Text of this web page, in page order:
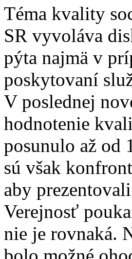
Téma kvality
SR vyvoláva
pýta najmä v
poskytovaní
V poslednej
hodnotenie
posunulo až od
sú však
aby
Verejnosť
nie je rovnaká.